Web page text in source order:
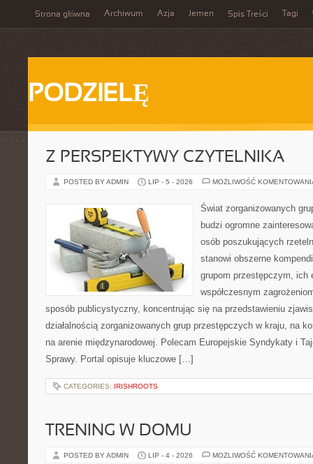
Strona główna Archiwum Azja Jemen Spis Treści Tagi
PODZIELĘ
Z PERSPEKTYWY CZYTELNIKA
POSTED BY ADMIN LIP - 5 - 2026 MOŻLIWOŚĆ
Świat zorganizowanych
budzi ogromne
osób poszukujących
stanowi obszerne
grupom przestępczym, ich
współczesnym
sposób publicystyczny, koncentrując się na przedstawieniu
działalnością zorganizowanych grup przestępczych w kraju, na
na arenie międzynarodowej. Polecam Europejskie Syndykaty i
Sprawy. Portal opisuje kluczowe […]
CATEGORIES: IRISHROOTS
TRENING W DOMU
POSTED BY ADMIN LIP - 4 - 2026 MOŻLIWOŚĆ